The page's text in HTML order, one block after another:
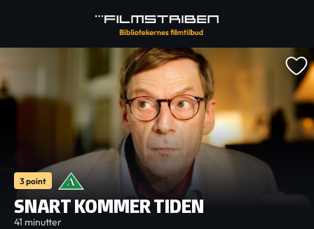
3 point
SNART KOMMER TIDEN
41 minutter